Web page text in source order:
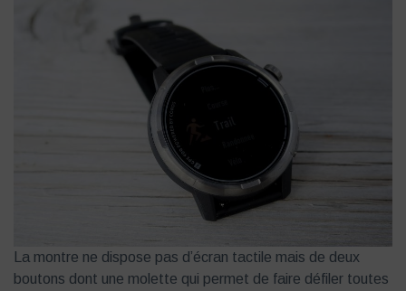
La montre ne dispose pas d’écran tactile mais de deux
boutons dont une molette qui permet de faire défiler toutes